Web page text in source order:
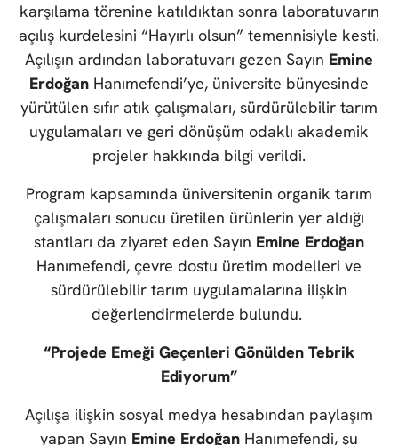
karşılama törenine katıldıktan sonra laboratuvarın
açılış kurdelesini “Hayırlı olsun” temennisiyle kesti.
Açılışın ardından laboratuvarı gezen Sayın Emine
Erdoğan Hanımefendi’ye, üniversite bünyesinde
yürütülen sıfır atık çalışmaları, sürdürülebilir tarım
uygulamaları ve geri dönüşüm odaklı akademik
projeler hakkında bilgi verildi.
Program kapsamında üniversitenin organik tarım
çalışmaları sonucu üretilen ürünlerin yer aldığı
stantları da ziyaret eden Sayın Emine Erdoğan
Hanımefendi, çevre dostu üretim modelleri ve
sürdürülebilir tarım uygulamalarına ilişkin
değerlendirmelerde bulundu.
“Projede Emeği Geçenleri Gönülden Tebrik
Ediyorum”
Açılışa ilişkin sosyal medya hesabından paylaşım
yapan Sayın Emine Erdoğan Hanımefendi, şu